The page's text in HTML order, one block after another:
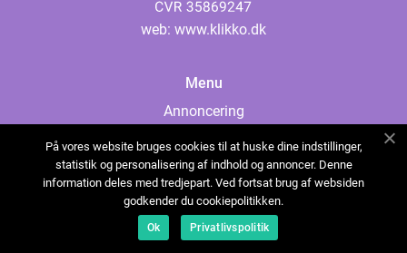
web: www.klikko.dk
Menu
Annoncering
Cookies
Kontakt os
Sitemap
På vores website bruges cookies til at huske dine indstillinger,
statistik og personalisering af indhold og annoncer. Denne
information deles med tredjepart. Ved fortsat brug af websiden
godkender du cookiepolitikken.
Ok Privatlivspolitik